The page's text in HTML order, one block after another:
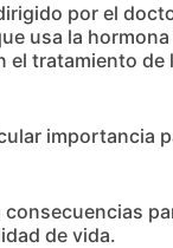
por el
usa la hormona
el tratamiento de
importancia
de vida.